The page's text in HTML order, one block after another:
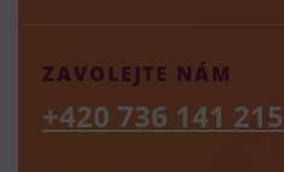
ZAVOLEJTE NÁM
+420 736 141 215